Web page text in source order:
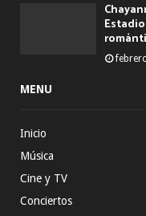
MENU
Inicio
Música
Cine y TV
Conciertos